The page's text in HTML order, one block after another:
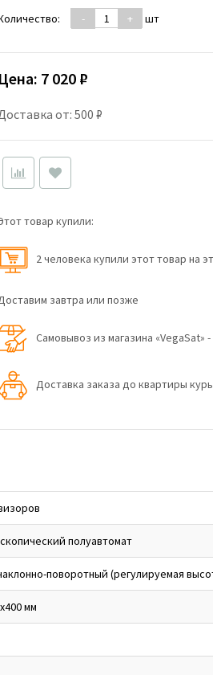
- + шт
Цена: 7 020 ₽
от: 500 ₽
товар купили:
2 человекa купили этот товар на
завтра или позже
Самовывоз из магазина «VegaSat» -
Доставка заказа до квартиры
полуавтомат
поворотный (регулируемая
мм